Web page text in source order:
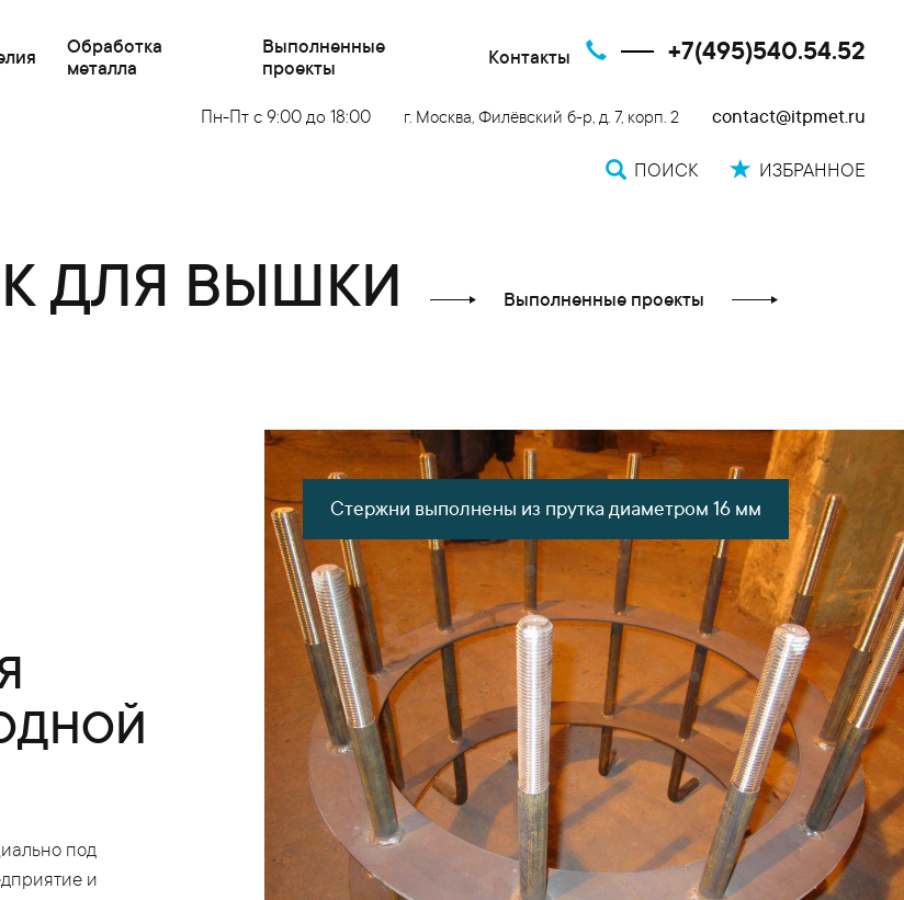
Обработка
металла
Выполненные
проекты
Контакты +7(495)540.54.52
Пн-Пт с 9:00 до 18:00 г. Москва, Филёвский б-р, д. 7, корп. 2 contact@itpmet.ru
ПОИСК ИЗБРАННОЕ
ДЛЯ ВЫШКИ Выполненные проекты
под
и
Стержни выполнены из прутка диаметром 16 мм